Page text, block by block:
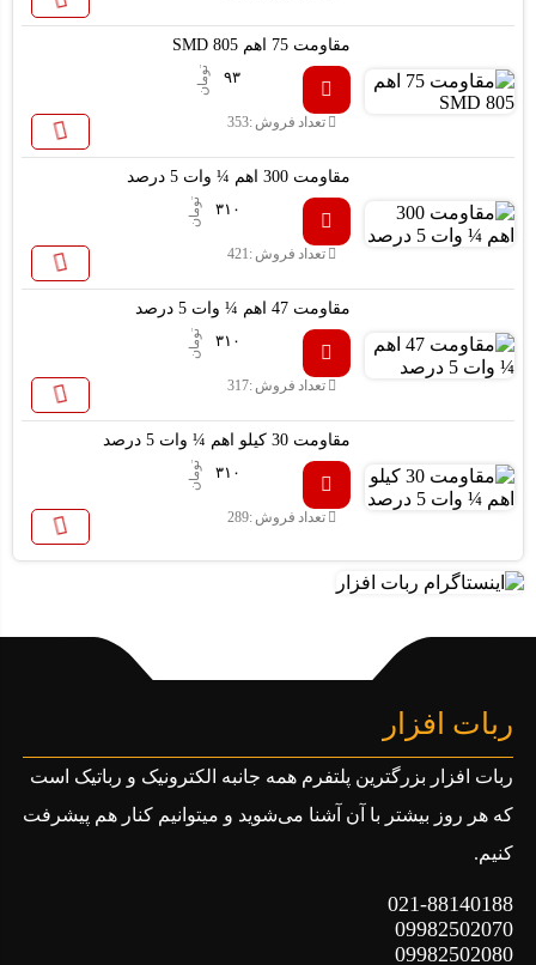
مقاومت 75 اهم SMD 805
۹۳
تومان
تعداد فروش :353
مقاومت 300 اهم ¼ وات 5 درصد
۳۱۰
تومان
تعداد فروش :421
مقاومت 47 اهم ¼ وات 5 درصد
۳۱۰
تومان
تعداد فروش :317
مقاومت 30 کیلو اهم ¼ وات 5 درصد
۳۱۰
تومان
تعداد فروش :289
ربات افزار
ربات افزار بزرگترین پلتفرم همه جانبه الکترونیک و رباتیک است
که هر روز بیشتر با آن آشنا می‌شوید و میتوانیم کنار هم پیشرفت
کنیم.
021-88140188
09982502070
09982502080